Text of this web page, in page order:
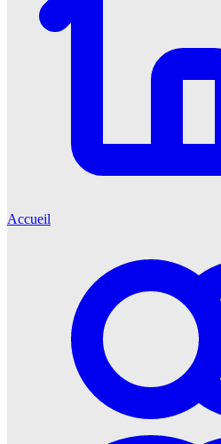
Accueil